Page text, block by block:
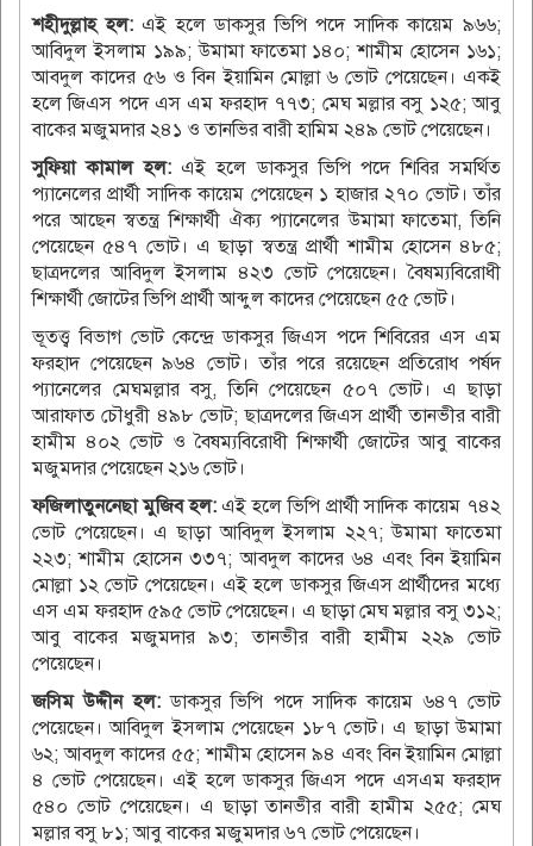
শহীদুল্লাহ হল:এই হলে ডাকসুর ভিপি পদে সাদিক কায়েম ৯৬৬;
আবিদুল ইসলাম ১৯৯; উমামা ফাতেমা ১৪০; শামীম হোসেন ১৬১;
আবদুল কাদের ৫৬ ও বিন ইয়ামিন মোল্লা ৬ ভোট পেয়েছেন। একই
হলে জিএস পদে এস এম ফরহাদ ৭৭৩; মেঘ মল্লার বসু ১২৫; আবু
বাকের মজুমদার ২৪১ ও তানভির বারী হামিম ২৪৯ ভোট পেয়েছেন।
সুফিয়া কামাল হল:এই হলে ডাকসুর ভিপি পদে শিবির সমর্থিত
প্যানেলের প্রার্থী সাদিক কায়েম পেয়েছেন ১ হাজার ২৭০ ভোট। তাঁর
পরে আছেন স্বতন্ত্র শিক্ষার্থী ঐক্য প্যানেলের উমামা ফাতেমা, তিনি
পেয়েছেন ৫৪৭ ভোট। এ ছাড়া স্বতন্ত্র প্রার্থী শামীম হোসেন ৪৮৫;
ছাত্রদলের আবিদুল ইসলাম ৪২৩ ভোট পেয়েছেন। বৈষম্যবিরোধী
শিক্ষার্থী জোটের ভিপি প্রার্থী আব্দুল কাদের পেয়েছেন ৫৫ ভোট।
ভূতত্ত্ব বিভাগ ভোট কেন্দ্রে ডাকসুর জিএস পদে শিবিরের এস এম
ফরহাদ পেয়েছেন ৯৬৪ ভোট। তাঁর পরে রয়েছেন প্রতিরোধ পর্ষদ
প্যানেলের মেঘমল্লার বসু, তিনি পেয়েছেন ৫০৭ ভোট। এ ছাড়া
আরাফাত চৌধুরী ৪৯৮ ভোট; ছাত্রদলের জিএস প্রার্থী তানভীর বারী
হামীম ৪০২ ভোট ও বৈষম্যবিরোধী শিক্ষার্থী জোটের আবু বাকের
মজুমদার পেয়েছেন ২১৬ ভোট।
ফজিলাতুননেছা মুজিব হল:এই হলে ভিপি প্রার্থী সাদিক কায়েম ৭৪২
ভোট পেয়েছেন। এ ছাড়া আবিদুল ইসলাম ২২৭; উমামা ফাতেমা
২২৩; শামীম হোসেন ৩৩৭; আবদুল কাদের ৬৪ এবং বিন ইয়ামিন
মোল্লা ১২ ভোট পেয়েছেন। এই হলে ডাকসুর জিএস প্রার্থীদের মধ্যে
এস এম ফরহাদ ৫৯৫ ভোট পেয়েছেন। এ ছাড়া মেঘ মল্লার বসু ৩১২;
আবু বাকের মজুমদার ৯৩; তানভীর বারী হামীম ২২৯ ভোট
পেয়েছেন।
জসিম উদ্দীন হল:ডাকসুর ভিপি পদে সাদিক কায়েম ৬৪৭ ভোট
পেয়েছেন। আবিদুল ইসলাম পেয়েছেন ১৮৭ ভোট। এ ছাড়া উমামা
৬২; আবদুল কাদের ৫৫; শামীম হোসেন ৯৪ এবং বিন ইয়ামিন মোল্লা
৪ ভোট পেয়েছেন। এই হলে ডাকসুর জিএস পদে এসএম ফরহাদ
৫৪০ ভোট পেয়েছেন। এ ছাড়া তানভীর বারী হামীম ২৫৫; মেঘ
মল্লার বসু ৮১; আবু বাকের মজুমদার ৬৭ ভোট পেয়েছেন।